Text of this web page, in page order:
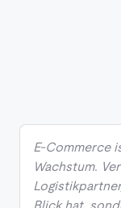
E-Commerce
Wachstum.